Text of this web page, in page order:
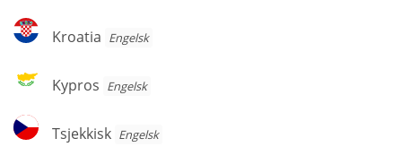
Kroatia
Kroatia Engelsk
Kypros
Kypros Engelsk
Tsjekkisk
Tsjekkisk Engelsk